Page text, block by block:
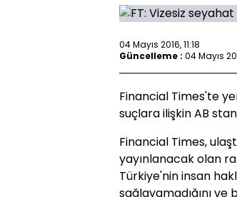
04 Mayıs 2016, 11:18
Güncelleme : 04 Mayıs
Financial Times'te
suçlara ilişkin AB
Financial Times,
yayınlanacak olan
Türkiye'nin insan
sağlayamadığını